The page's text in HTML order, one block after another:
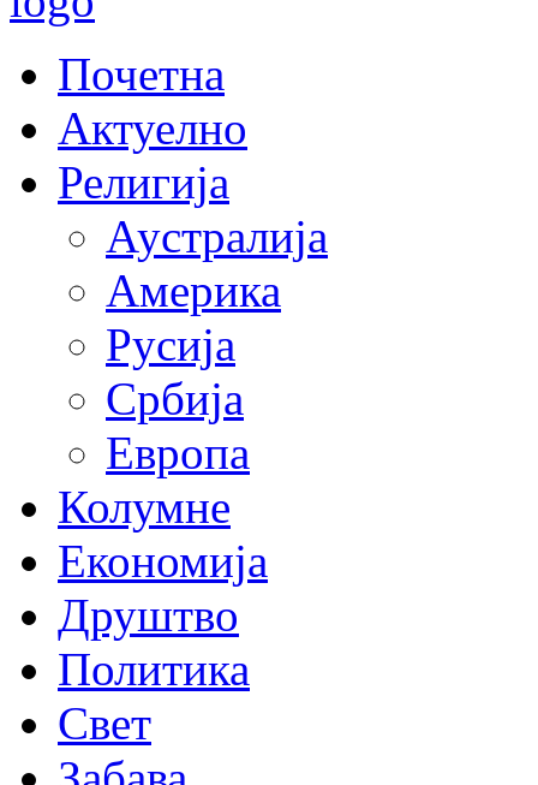
Почетна
Актуелно
Религија
Аустралија
Америка
Русија
Србија
Европа
Колумне
Економија
Друштво
Политика
Свет